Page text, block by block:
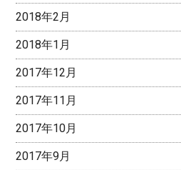
2018年2月
2018年1月
2017年12月
2017年11月
2017年10月
2017年9月